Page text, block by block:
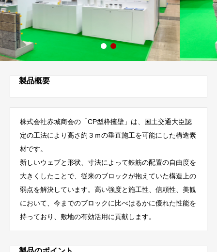
製品概要
株式会社赤城商会の「CP型枠擁壁」は、国土交通大臣認
定の工法により高さ約３ｍの垂直施工を可能にした構造素
材です。
新しいウェブと形状、寸法によって鉄筋の配置の自由度を
大きくしたことで、従来のブロックが抱えていた構造上の
弱点を解決しています。高い強度と施工性、信頼性、美観
において、今までのブロックに比べはるかに優れた性能を
持っており、敷地の有効活用に貢献します。